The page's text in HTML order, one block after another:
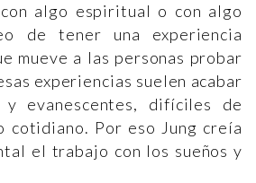
algo espiritual o con algo
de tener una experiencia
mueve a las personas probar
experiencias suelen acabar
evanescentes, difíciles de
cotidiano. Por eso Jung creía
el trabajo con los sueños y